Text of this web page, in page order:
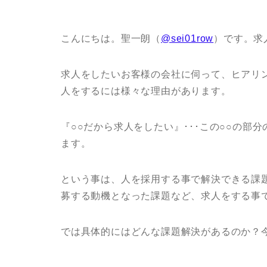
こんにちは。聖一朗（ @sei01row）です。求
求人をしたいお客様の会社に伺って、ヒア
人をするには様々な理由があります。
『○○だから求人をしたい』･･･この○○の部
ます。
という事は、人を採用する事で解決できる
募する動機となった課題など、求人をする事
では具体的にはどんな課題解決があるのか？